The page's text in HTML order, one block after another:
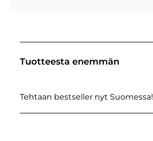
Tuotteesta enemmän
Tehtaan bestseller nyt Suomessa!